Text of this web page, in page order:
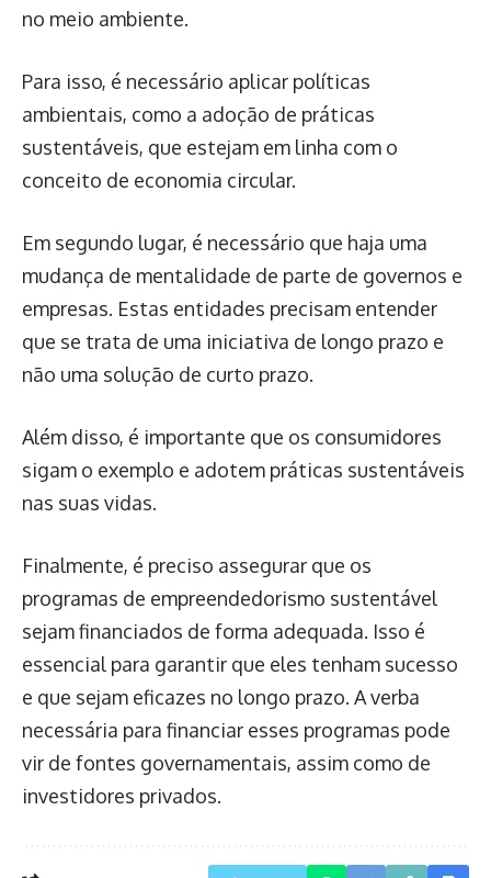
no meio ambiente.
Para isso, é necessário aplicar políticas
ambientais, como a adoção de práticas
sustentáveis, que estejam em linha com o
conceito de economia circular.
Em segundo lugar, é necessário que haja uma
mudança de mentalidade de parte de governos e
empresas. Estas entidades precisam entender
que se trata de uma iniciativa de longo prazo e
não uma solução de curto prazo.
Além disso, é importante que os consumidores
sigam o exemplo e adotem práticas sustentáveis
nas suas vidas.
Finalmente, é preciso assegurar que os
programas de empreendedorismo sustentável
sejam financiados de forma adequada. Isso é
essencial para garantir que eles tenham sucesso
e que sejam eficazes no longo prazo. A verba
necessária para financiar esses programas pode
vir de fontes governamentais, assim como de
investidores privados.